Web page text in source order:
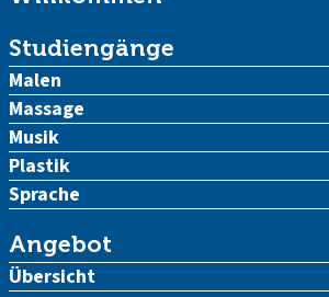
Studiengänge
Malen
Massage
Musik
Plastik
Sprache
Angebot
Übersicht